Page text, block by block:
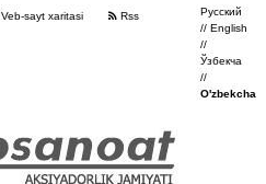
Veb-sayt xaritasi Rss
Русский
//English
//
Ўзбекча
//
O'zbekcha